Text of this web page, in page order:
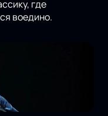
где
воедино.